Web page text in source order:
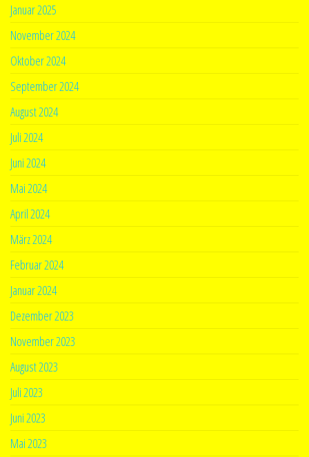
Januar 2025
November 2024
Oktober 2024
September 2024
August 2024
Juli 2024
Juni 2024
Mai 2024
April 2024
März 2024
Februar 2024
Januar 2024
Dezember 2023
November 2023
August 2023
Juli 2023
Juni 2023
Mai 2023